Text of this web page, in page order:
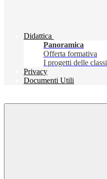
Didattica
Panoramica
Offerta formativa
I progetti delle classi
Privacy
Documenti Utili